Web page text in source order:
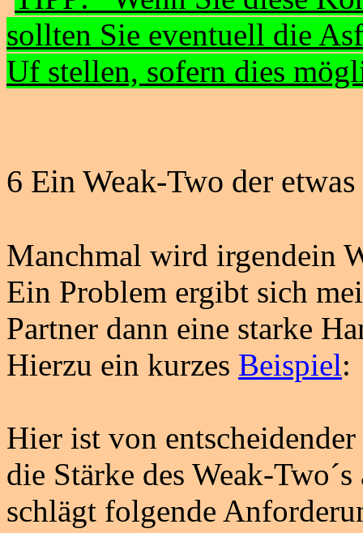
sollten Sie eventuell die
Uf stellen, sofern dies
6 Ein Weak-Two der
Manchmal wird irgendein
Ein Problem ergibt sich
Partner dann eine starke
Hierzu ein kurzes Beispiel:
Hier ist von
die Stärke des Weak-Two´s
schlägt folgende